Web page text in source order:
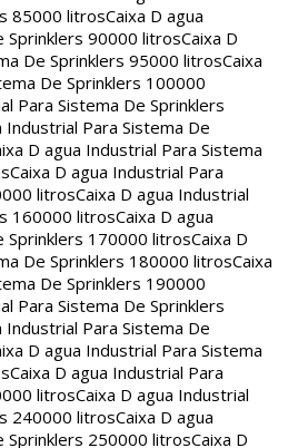
85000 litrosCaixa D agua
Sprinklers 90000 litrosCaixa D
De Sprinklers 95000 litrosCaixa
De Sprinklers 100000
Para Sistema De Sprinklers
Industrial Para Sistema De
D agua Industrial Para Sistema
Caixa D agua Industrial Para
litrosCaixa D agua Industrial
160000 litrosCaixa D agua
Sprinklers 170000 litrosCaixa D
De Sprinklers 180000 litrosCaixa
De Sprinklers 190000
Para Sistema De Sprinklers
Industrial Para Sistema De
D agua Industrial Para Sistema
Caixa D agua Industrial Para
litrosCaixa D agua Industrial
240000 litrosCaixa D agua
Sprinklers 250000 litrosCaixa D